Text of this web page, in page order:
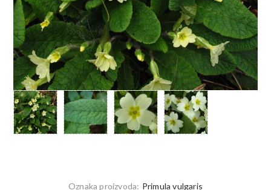
Oznaka proizvoda: Primula vulgaris